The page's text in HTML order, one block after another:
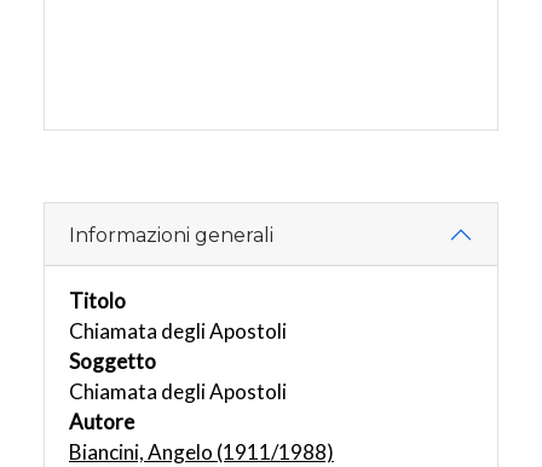
Informazioni generali
Titolo
Chiamata degli Apostoli
Soggetto
Chiamata degli Apostoli
Autore
Biancini, Angelo (1911/1988)